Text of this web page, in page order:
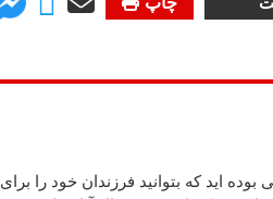
اید که بتوانید فرزندان خود را برای